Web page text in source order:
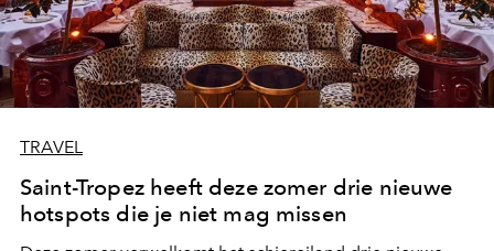
TRAVEL
Saint-Tropez heeft deze zomer drie nieuwe
hotspots die je niet mag missen